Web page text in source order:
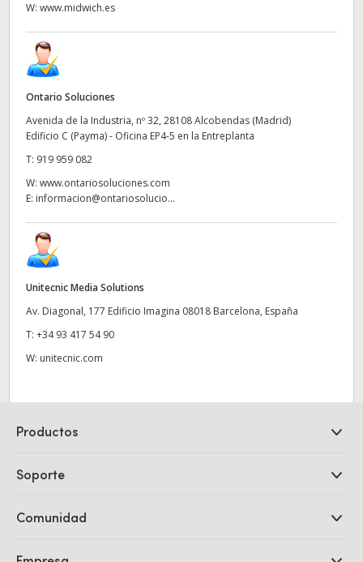
W: www.midwich.es
Ontario Soluciones
Avenida de la Industria, nº 32, 28108 Alcobendas (Madrid)
Edificio C (Payma) - Oficina EP4-5 en la Entreplanta
T: 919 959 082
W: www.ontariosoluciones.com
E: informacion@ontariosolucio...
Unitecnic Media Solutions
Av. Diagonal, 177 Edificio Imagina 08018 Barcelona, España
T: +34 93 417 54 90
W: unitecnic.com
Productos
DaVinci Resolve y Fusion
Ultimatte
Captura y reproducción
Soporte
Centro de soporte técnico
Comunidad